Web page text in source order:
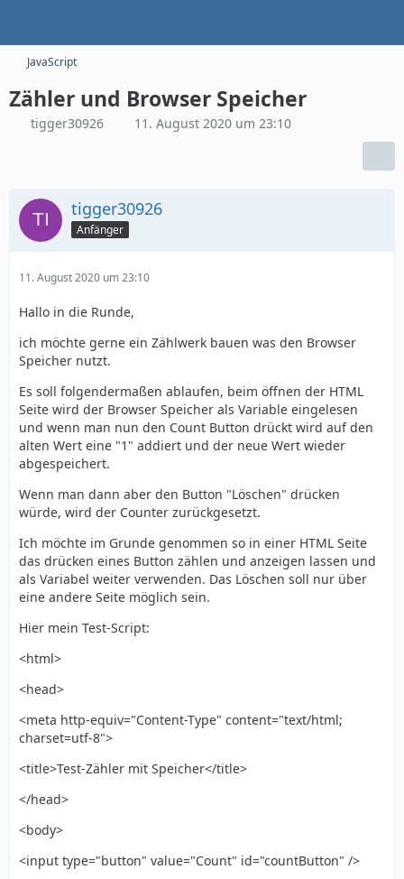
JavaScript
Zähler und Browser Speicher
tigger30926 11. August 2020 um 23:10
tigger30926
Anfänger
11. August 2020 um 23:10
Hallo in die Runde,
ich möchte gerne ein Zählwerk bauen was den Browser
Speicher nutzt.
Es soll folgendermaßen ablaufen, beim öffnen der HTML
Seite wird der Browser Speicher als Variable eingelesen
und wenn man nun den Count Button drückt wird auf den
alten Wert eine "1" addiert und der neue Wert wieder
abgespeichert.
Wenn man dann aber den Button "Löschen" drücken
würde, wird der Counter zurückgesetzt.
Ich möchte im Grunde genommen so in einer HTML Seite
das drücken eines Button zählen und anzeigen lassen und
als Variabel weiter verwenden. Das Löschen soll nur über
eine andere Seite möglich sein.
Hier mein Test-Script:
<html>
<head>
<meta http-equiv="Content-Type" content="text/html;
charset=utf-8">
<title>Test-Zähler mit Speicher</title>
</head>
<body>
<input type="button" value="Count" id="countButton" />